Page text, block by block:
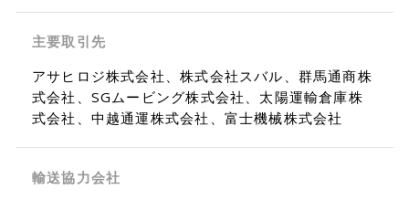
主要取引先
アサヒロジ株式会社、株式会社スバル、群馬通商株
式会社、SGムービング株式会社、太陽運輸倉庫株
式会社、中越通運株式会社、富士機械株式会社
輸送協力会社